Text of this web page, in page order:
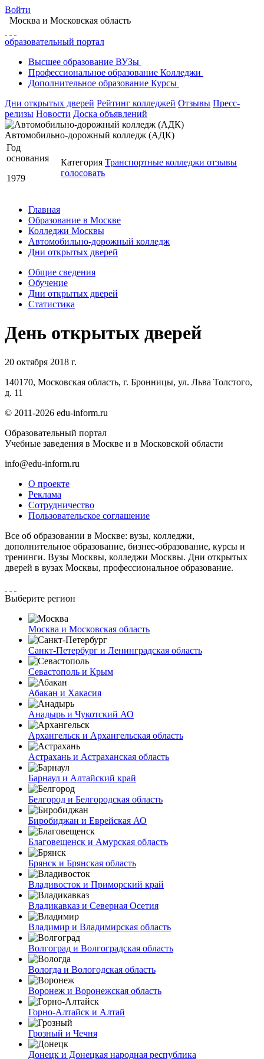
Войти
Москва и Московская область
образовательный портал
Высшее образование ВУЗы
Профессиональное образование Колледжи
Дополнительное образование Курсы
Дни открытых дверей Рейтинг колледжей Отзывы Пресс-
релизы Новости Доска объявлений
Автомобильно-дорожный колледж (АДК)
Год
основания
1979
Категория Транспортные колледжи отзывы
голосовать
Главная
Образование в Москве
Колледжи Москвы
Автомобильно-дорожный колледж
Дни открытых дверей
Общие сведения
Обучение
Дни открытых дверей
Статистика
День открытых дверей
20 октября 2018 г.
140170, Московская область, г. Бронницы, ул. Льва Толстого,
д. 11
© 2011-2026 edu-inform.ru
Образовательный портал
Учебные заведения в Москве и в Московской области
info@edu-inform.ru
О проекте
Реклама
Сотрудничество
Пользовательское соглашение
Все об образовании в Москве: вузы, колледжи,
дополнительное образование, бизнес-образование, курсы и
тренинги. Вузы Москвы, колледжи Москвы. Дни открытых
дверей в вузах Москвы, профессиональное образование.
Выберите регион
Москва и Московская область
Санкт-Петербург и Ленинградская область
Севастополь и Крым
Абакан и Хакасия
Анадырь и Чукотский АО
Архангельск и Архангельская область
Астрахань и Астраханская область
Барнаул и Алтайский край
Белгород и Белгородская область
Биробиджан и Еврейская АО
Благовещенск и Амурская область
Брянск и Брянская область
Владивосток и Приморский край
Владикавказ и Северная Осетия
Владимир и Владимирская область
Волгоград и Волгоградская область
Вологда и Вологодская область
Воронеж и Воронежская область
Горно-Алтайск и Алтай
Грозный и Чечня
Донецк и Донецкая народная республика